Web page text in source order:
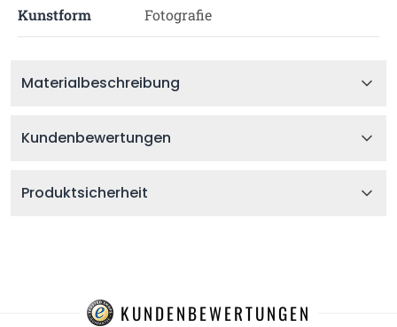
Kunstform Fotografie
Materialbeschreibung
Kundenbewertungen
Produktsicherheit
KUNDENBEWERTUNGEN